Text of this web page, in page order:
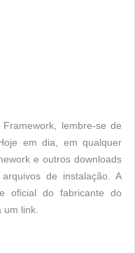
lembre-se de
em dia, em qualquer
e outros downloads
de instalação. A
oficial do fabricante do
link.